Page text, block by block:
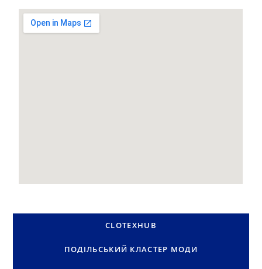
CLOTEXHUB
ПОДІЛЬСЬКИЙ КЛАСТЕР МОДИ